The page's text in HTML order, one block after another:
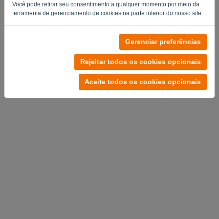
Você pode retirar seu consentimento a qualquer momento por meio da
ferramenta de gerenciamento de cookies na parte inferior do nosso site.
Gerenciar preferências
Rejeitar todos os cookies opcionais
Aceite todos os cookies opcionais
Experimente gratuitamente agora
Termos e condições